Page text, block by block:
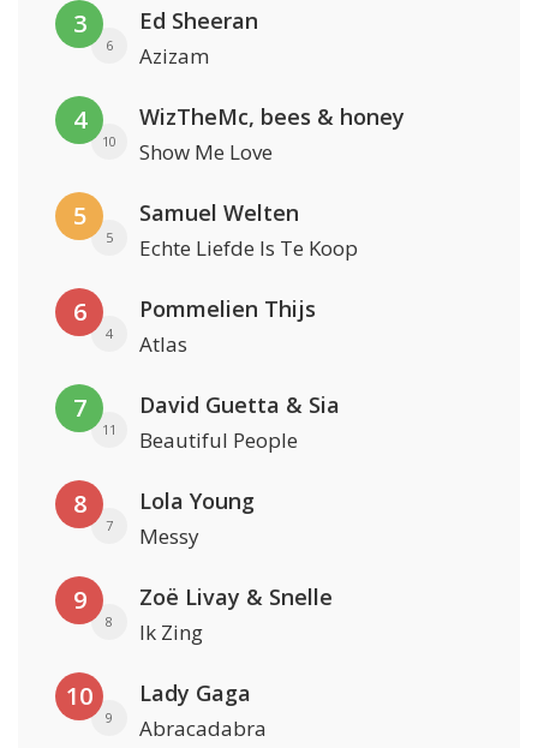
3
6
Ed Sheeran
Azizam
4
10
WizTheMc, bees & honey
Show Me Love
5
5
Samuel Welten
Echte Liefde Is Te Koop
6
4
Pommelien Thijs
Atlas
7
11
David Guetta & Sia
Beautiful People
8
7
Lola Young
Messy
9
8
Zoë Livay & Snelle
Ik Zing
10
9
Lady Gaga
Abracadabra